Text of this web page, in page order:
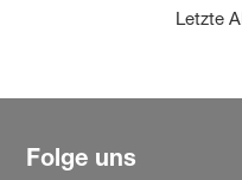
Letzte
Folge uns